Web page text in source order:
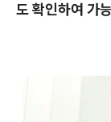
도 확인하여 가